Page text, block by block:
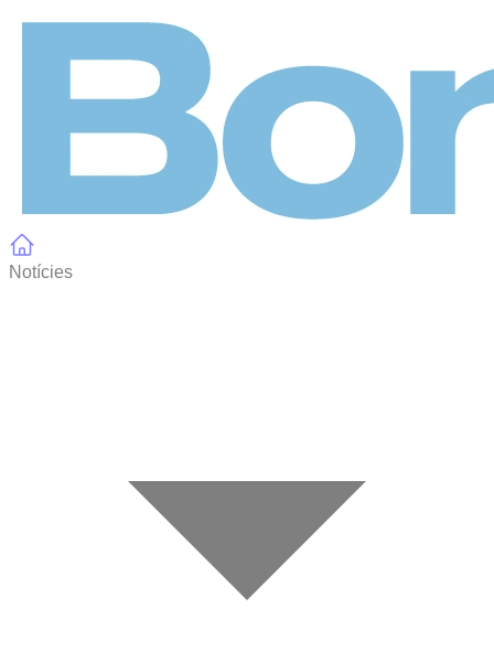
Notícies